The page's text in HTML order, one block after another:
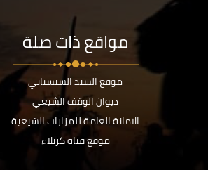
مواقع ذات صلة
موقع السيد السيستاني
ديوان الوقف الشيعي
الامانة العامة للمزارات الشيعية
موقع قناة كربلاء